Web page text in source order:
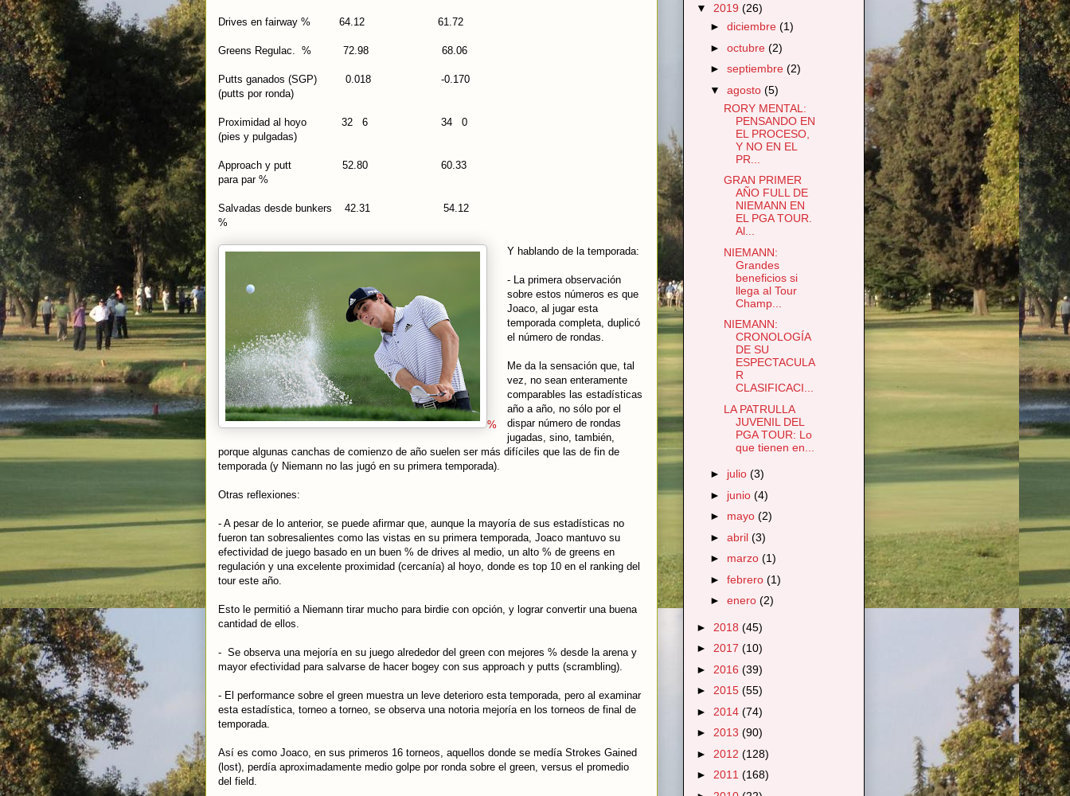
Drives en fairway % 64.12 61.72
Greens Regulac. % 72.98 68.06
Putts ganados (SGP) 0.018 -0.170
(putts por ronda)
Proximidad al hoyo 32 6 34 0
(pies y pulgadas)
Approach y putt 52.80 60.33
para par %
Salvadas desde bunkers 42.31 54.12
%
%
Y hablando de la temporada:
- La primera observación
sobre estos números es que
Joaco, al jugar esta
temporada completa, duplicó
el número de rondas.
Me da la sensación que, tal
vez, no sean enteramente
comparables las estadísticas
año a año, no sólo por el
dispar número de rondas
jugadas, sino, también,
porque algunas canchas de comienzo de año suelen ser más difíciles que las de fin de
temporada (y Niemann no las jugó en su primera temporada).
Otras reflexiones:
- A pesar de lo anterior, se puede afirmar que, aunque la mayoría de sus estadísticas no
fueron tan sobresalientes como las vistas en su primera temporada, Joaco mantuvo su
efectividad de juego basado en un buen % de drives al medio, un alto % de greens en
regulación y una excelente proximidad (cercanía) al hoyo, donde es top 10 en el ranking del
tour este año.
Esto le permitió a Niemann tirar mucho para birdie con opción, y lograr convertir una buena
cantidad de ellos.
- Se observa una mejoría en su juego alrededor del green con mejores % desde la arena y
mayor efectividad para salvarse de hacer bogey con sus approach y putts (scrambling).
- El performance sobre el green muestra un leve deterioro esta temporada, pero al examinar
esta estadística, torneo a torneo, se observa una notoria mejoría en los torneos de final de
temporada.
Así es como Joaco, en sus primeros 16 torneos, aquellos donde se medía Strokes Gained
(lost), perdía aproximadamente medio golpe por ronda sobre el green, versus el promedio
del field.
▼ 2019 (26)
► diciembre (1)
► octubre (2)
► septiembre (2)
▼ agosto (5)
RORY MENTAL:
PENSANDO EN
EL PROCESO,
Y NO EN EL
PR...
GRAN PRIMER
AÑO FULL DE
NIEMANN EN
EL PGA TOUR.
Al...
NIEMANN:
Grandes
beneficios si
llega al Tour
Champ...
NIEMANN:
CRONOLOGÍA
DE SU
ESPECTACULA
R
CLASIFICACI...
LA PATRULLA
JUVENIL DEL
PGA TOUR: Lo
que tienen en...
► julio (3)
► junio (4)
► mayo (2)
► abril (3)
► marzo (1)
► febrero (1)
► enero (2)
► 2018 (45)
► 2017 (10)
► 2016 (39)
► 2015 (55)
► 2014 (74)
► 2013 (90)
► 2012 (128)
► 2011 (168)